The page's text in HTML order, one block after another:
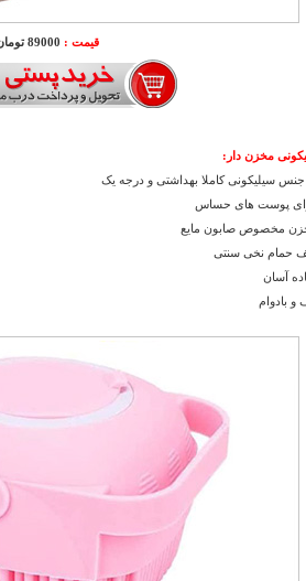
قیمت : 89000 تومان
مخزن دار :
سیلیکونی کاملا بهداشتی و درجه یک
پوست های حساس
مخصوص صابون مایع
حمام نخی سنتی
آسان
بادوام